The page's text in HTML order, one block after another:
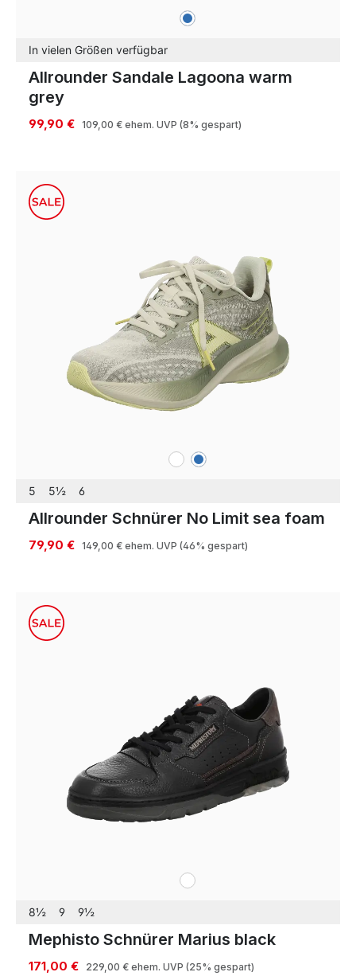
blau
In vielen Größen verfügbar
Allrounder Sandale Lagoona warm
grey
99,90 € 109,00 € ehem. UVP (8% gespart)
weißblau
5 5½ 6
Allrounder Schnürer No Limit sea foam
79,90 € 149,00 € ehem. UVP (46% gespart)
weiß
8½ 9 9½
Mephisto Schnürer Marius black
171,00 € 229,00 € ehem. UVP (25% gespart)